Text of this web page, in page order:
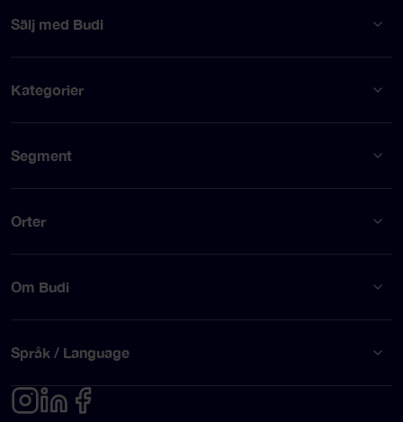
Sälj med Budi
Kategorier
Segment
Orter
Om Budi
Språk / Language